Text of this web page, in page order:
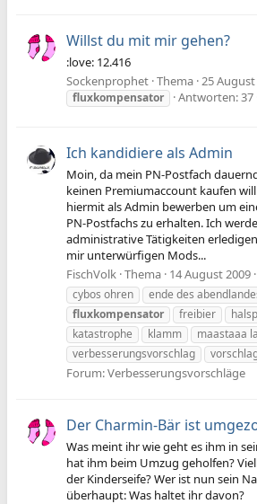
Willst du mit mir gehen?
:love: 12.416
Sockenprophet Thema 25 August
fluxkompensator Antworten: 37
Ich kandidiere als Admin
Moin, da mein PN-Postfach
keinen Premiumaccount kaufen
hiermit als Admin bewerben um
PN-Postfachs zu erhalten. Ich
administrative Tätigkeiten
mir unterwürfigen Mods...
FischVolk Thema 14 August 2009
cybos ohren
ende des
fluxkompensator
freibier
katastrophe
klamm
maastaaa
verbesserungsvorschlag
Forum:Verbesserungsvorschläge
Der Charmin-Bär ist
Was meint ihr wie geht es ihm in
hat ihm beim Umzug geholfen?
der Kinderseife? Wer ist nun sein
überhaupt: Was haltet ihr davon?